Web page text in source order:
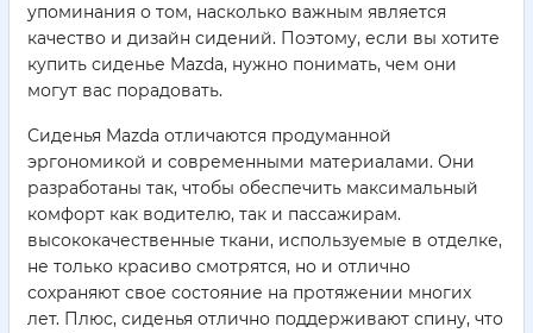
упоминания о том, насколько важным является
качество и дизайн сидений. Поэтому, если вы хотите
купить сиденье Mazda, нужно понимать, чем они
могут вас порадовать.
Сиденья Mazda отличаются продуманной
эргономикой и современными материалами. Они
разработаны так, чтобы обеспечить максимальный
комфорт как водителю, так и пассажирам.
высококачественные ткани, используемые в отделке,
не только красиво смотрятся, но и отлично
сохраняют свое состояние на протяжении многих
лет. Плюс, сиденья отлично поддерживают спину, что